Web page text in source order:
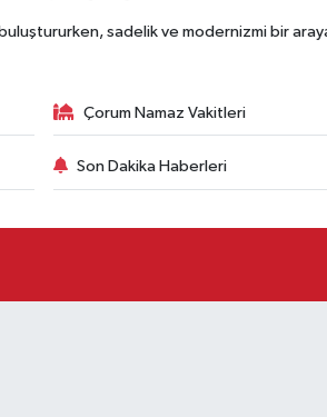
sadelik ve modernizmi bir
Çorum Namaz Vakitleri
Son Dakika Haberleri